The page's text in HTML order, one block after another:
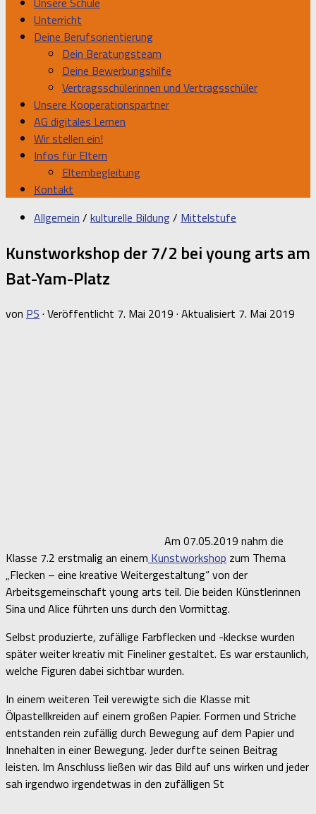
Unterricht
Deine Berufsorientierung
Dein Beratungsteam
Deine Bewerbungshilfe
Vertragsschülerinnen und Vertragsschüler
Unsere Kooperationspartner
AG digitales Lernen
Wir stellen ein!
Infos für Eltern
Elternbegleitung
Kontakt
Allgemein / kulturelle Bildung/ Mittelstufe
Kunstworkshop der 7/2 bei young arts am
Bat-Yam-Platz
von PS · Veröffentlicht 7. Mai 2019 · Aktualisiert 7. Mai 2019
Am 07.05.2019 nahm die
Klasse 7.2 erstmalig an einem Kunstworkshop zum Thema
„Flecken – eine kreative Weitergestaltung“ von der
Arbeitsgemeinschaft young arts teil. Die beiden Künstlerinnen
Sina und Alice führten uns durch den Vormittag.
Selbst produzierte, zufällige Farbflecken und -kleckse wurden
später weiter kreativ mit Fineliner gestaltet. Es war erstaunlich,
welche Figuren dabei sichtbar wurden.
In einem weiteren Teil verewigte sich die Klasse mit
Ölpastellkreiden auf einem großen Papier. Formen und Striche
entstanden rein zufällig durch Bewegung auf dem Papier und
Innehalten in einer Bewegung. Jeder durfte seinen Beitrag
leisten. Im Anschluss ließen wir das Bild auf uns wirken und jeder
sah irgendwo irgendetwas in den zufälligen St